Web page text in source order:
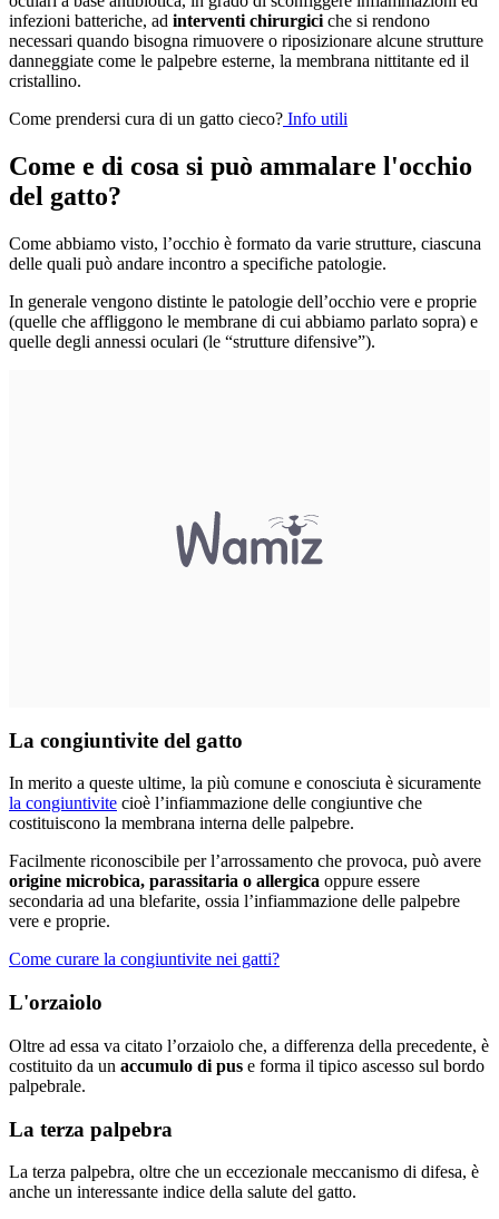
infezioni batteriche, ad interventi chirurgici che si rendono
necessari quando bisogna rimuovere o riposizionare alcune strutture
danneggiate come le palpebre esterne, la membrana nittitante ed il
cristallino.
Come prendersi cura di un gatto cieco? Info utili
Come e di cosa si può ammalare l'occhio
del gatto?
Come abbiamo visto, l’occhio è formato da varie strutture, ciascuna
delle quali può andare incontro a specifiche patologie.
In generale vengono distinte le patologie dell’occhio vere e proprie
(quelle che affliggono le membrane di cui abbiamo parlato sopra) e
quelle degli annessi oculari (le “strutture difensive”).
La congiuntivite del gatto
In merito a queste ultime, la più comune e conosciuta è sicuramente
la congiuntivite cioè l’infiammazione delle congiuntive che
costituiscono la membrana interna delle palpebre.
Facilmente riconoscibile per l’arrossamento che provoca, può avere
origine microbica, parassitaria o allergica oppure essere
secondaria ad una blefarite, ossia l’infiammazione delle palpebre
vere e proprie.
Come curare la congiuntivite nei gatti?
L'orzaiolo
Oltre ad essa va citato l’orzaiolo che, a differenza della precedente, è
costituito da un accumulo di pus e forma il tipico ascesso sul bordo
palpebrale.
La terza palpebra
La terza palpebra, oltre che un eccezionale meccanismo di difesa, è
anche un interessante indice della salute del gatto.